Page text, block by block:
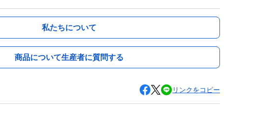
私たちについて
商品について生産者に質問する
リンクをコピー